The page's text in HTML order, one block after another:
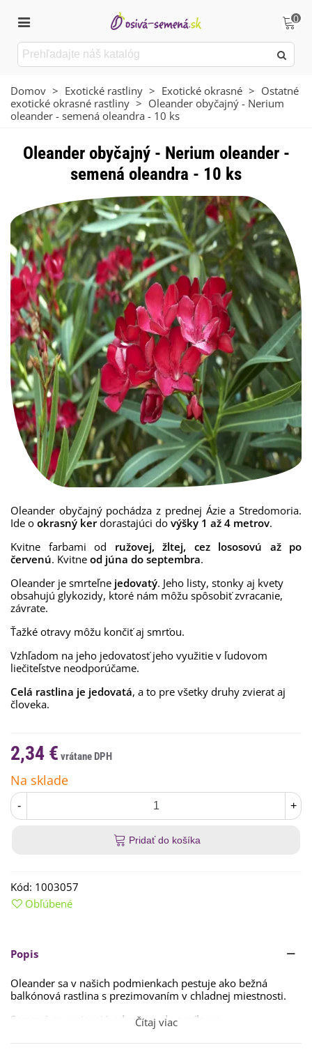
0
Domov > Exotické rastliny > Exotické okrasné > Ostatné
exotické okrasné rastliny > Oleander obyčajný - Nerium
oleander - semená oleandra - 10 ks
Oleander obyčajný - Nerium oleander -
semená oleandra - 10 ks
Oleander obyčajný pochádza z prednej Ázie a Stredomoria.
Ide o okrasný kerdorastajúci do výšky 1 až 4 metrov.
Kvitne farbami od ružovej, žltej, cez lososovú až po
červenú. Kvitne od júna do septembra.
Oleander je smrteľne jedovatý. Jeho listy, stonky aj kvety
obsahujú glykozidy, ktoré nám môžu spôsobiť zvracanie,
závrate.
Ťažké otravy môžu končiť aj smrťou.
Vzhľadom na jeho jedovatosť jeho využitie v ľudovom
liečiteľstve neodporúčame.
Celá rastlina je jedovatá, a to pre všetky druhy zvierat aj
človeka.
2,34 €
Na sklade
- +
Pridať do košíka
Kód: 1003057
Obľúbené
Popis
Oleander sa v našich podmienkach pestuje ako bežná
balkónová rastlina s prezimovaním v chladnej miestnosti.
Semená sa vysievajú
od marca do apríla na
substrátu. Doba klíčenia je
18 – 22 °C.
Čítaj viac